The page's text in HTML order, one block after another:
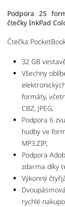
Podpora 25
čtečky InkPad
Čtečka
32 GB
Všechny
formáty,
CBZ, JPEG;
Podpora 6
hudby ve
MP3.ZIP;
Podpora
zdarma díky
Výkonný
rychlé